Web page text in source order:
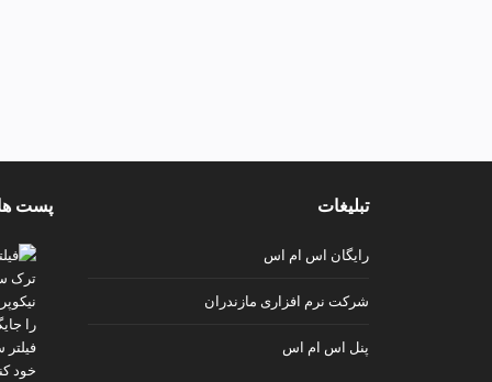
تبلیغات
رایگان اس ام اس
شرکت نرم افزاری مازندران
پنل اس ام اس
پست